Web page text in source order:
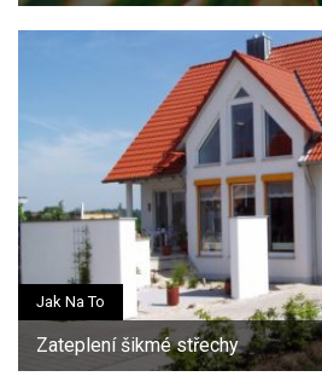
Jak Na To
Zateplení šikmé střechy